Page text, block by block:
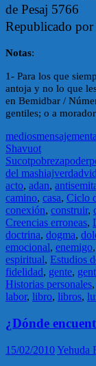
de Pesaj 5766
Republicado
Notas:
1- Para los que
antoja y no lo que
en Bemidbar /
gentiles; o a
mediosmensaje
Shavuot
Sucotpobrezapoder
del mashiajverdad
acto, adan,
camino, casa, Ciclo
conexión, construir,
Creencias erroneas,
doctrina, dogma,
emocional, enemigo,
espiritual, Estudios
fidelidad, gente,
Historias personales,
labor, libro, libros,
¿Dónde
15/02/2010Yehuda